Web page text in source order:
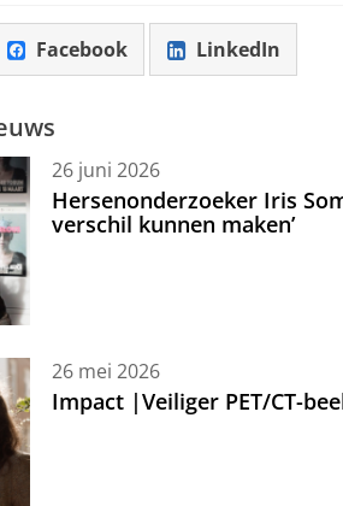
Facebook LinkedIn
26 juni 2026
Hersenonderzoeker Iris
verschil kunnen maken’
26 mei 2026
Impact |Veiliger PET/CT-